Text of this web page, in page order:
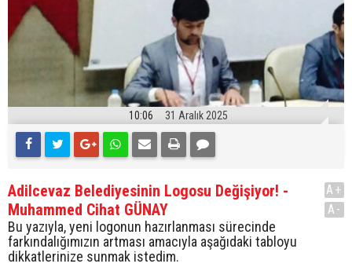
10:06 31 Aralık 2025
Adilcevaz Belediyesinin Logosu Değişiyor! -
Muhammed Cihat GÜNAY
Bu yazıyla, yeni logonun hazırlanması sürecinde
farkındalığımızın artması amacıyla aşağıdaki tabloyu
dikkatlerinize sunmak istedim.
A+
A-